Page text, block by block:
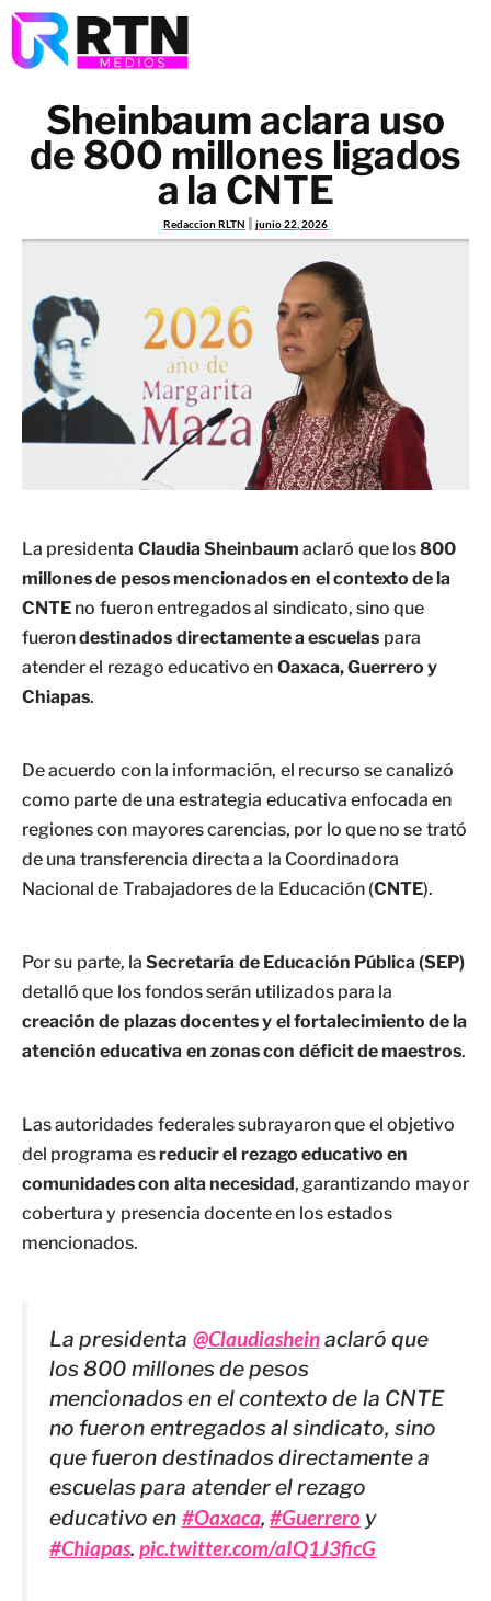
Sheinbaum aclara uso
de 800 millones ligados
a la CNTE
Redaccion RLTN junio 22, 2026
La presidenta Claudia Sheinbaum aclaró que los800
millones de pesos mencionados en el contexto de la
CNTE no fueron entregados al sindicato, sino que
fuerondestinados directamente a escuelas para
atender el rezago educativo en Oaxaca, Guerrero y
Chiapas.
De acuerdo con la información, el recurso se canalizó
como parte de una estrategia educativa enfocada en
regiones con mayores carencias, por lo que no se trató
de una transferencia directa a la Coordinadora
Nacional de Trabajadores de la Educación (CNTE).
Por su parte, laSecretaría de Educación Pública (SEP)
detalló que los fondos serán utilizados para la
creación de plazas docentes y el fortalecimiento de la
atención educativa en zonas con déficit de maestros.
Las autoridades federales subrayaron que el objetivo
del programa esreducir el rezago educativo en
comunidades con alta necesidad, garantizando mayor
cobertura y presencia docente en los estados
mencionados.
La presidenta @Claudiasheinaclaró que
los 800 millones de pesos
mencionados en el contexto de la CNTE
no fueron entregados al sindicato, sino
que fueron destinados directamente a
escuelas para atender el rezago
educativo en #Oaxaca, #Guerreroy
#Chiapas.pic.twitter.com/aIQ1J3ficG